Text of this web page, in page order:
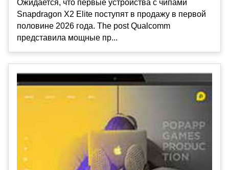
Ожидается, что первые устройства с чипами
Snapdragon X2 Elite поступят в продажу в первой
половине 2026 года. The post Qualcomm
представила мощные пр...